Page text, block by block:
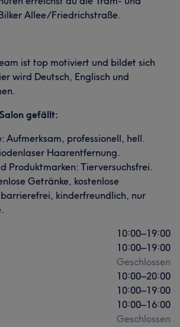
Allee/Friedrichstraße.
ist top motiviert und bildet sich
wird Deutsch, Englisch und
gefällt:
Aufmerksam, professionell, hell.
Haarentfernung.
Produktmarken: Tierversuchsfrei.
Getränke, kostenlose
kinderfreundlich, nur
10:00–19:00
10:00–19:00
Geschlossen
10:00–20:00
10:00–19:00
10:00–16:00
Geschlossen